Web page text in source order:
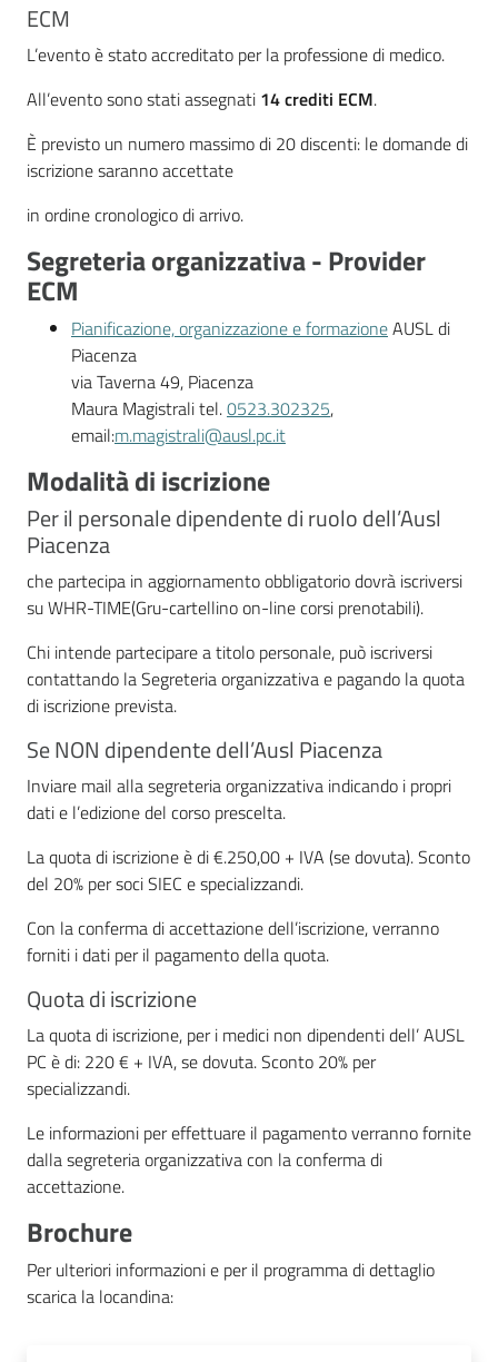
ECM
L’evento è stato accreditato per la professione di medico.
All’evento sono stati assegnati 14 crediti ECM.
È previsto un numero massimo di 20 discenti: le domande di
iscrizione saranno accettate
in ordine cronologico di arrivo.
Segreteria organizzativa - Provider
ECM
Pianificazione, organizzazione e formazioneAUSL di
Piacenza
via Taverna 49, Piacenza
Maura Magistrali tel.0523.302325,
email:m.magistrali@ausl.pc.it
Modalità di iscrizione
Per il personale dipendente di ruolo dell’Ausl
Piacenza
che partecipa in aggiornamento obbligatorio dovrà iscriversi
su WHR-TIME(Gru-cartellino on-line corsi prenotabili).
Chi intende partecipare a titolo personale, può iscriversi
contattando la Segreteria organizzativa e pagando la quota
di iscrizione prevista.
Se NON dipendente dell’Ausl Piacenza
Inviare mail alla segreteria organizzativa indicando i propri
dati e l’edizione del corso prescelta.
La quota di iscrizione è di €.250,00 + IVA (se dovuta). Sconto
del 20% per soci SIEC e specializzandi.
Con la conferma di accettazione dell’iscrizione, verranno
forniti i dati per il pagamento della quota.
Quota di iscrizione
La quota di iscrizione, per i medici non dipendenti dell’ AUSL
PC è di: 220 € + IVA, se dovuta. Sconto 20% per
specializzandi.
Le informazioni per effettuare il pagamento verranno fornite
dalla segreteria organizzativa con la conferma di
accettazione.
Brochure
Per ulteriori informazioni e per il programma di dettaglio
scarica la locandina: